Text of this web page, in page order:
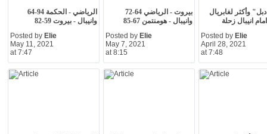
الرياضي - الحكمة 94-64
وانيبال - بيروت 59-82
Posted by Elie
May 11, 2021
at 7:47
بيروت - الرياضي 64-72
وانيبال - هومنتمن 67-85
Posted by Elie
May 7, 2021
at 8:15
وأكثر لغابريال
انيبال زحلة
Posted by Elie
April 28, 2021
at 7:48